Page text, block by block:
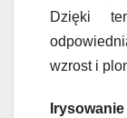
Dzięki
wzrost i